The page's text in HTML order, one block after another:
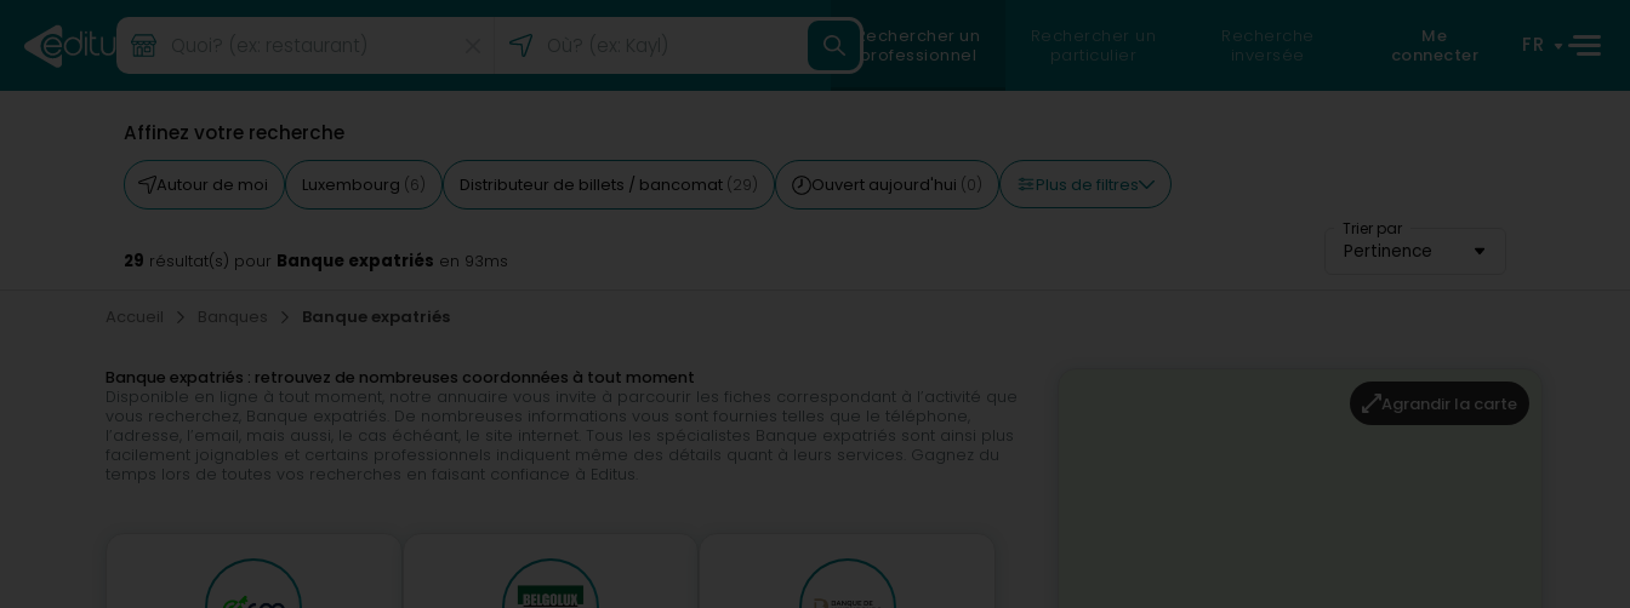
Rechercher un
professionnel
Rechercher un
particulier
Recherche
inversée
Me
connecter
FR
Affinez votre recherche
Autour de moi Luxembourg (6) Distributeur de billets / bancomat (29) Ouvert aujourd'hui (0) Plus de filtres
Trier par
Pertinence
29 résultat(s) pour Banque expatriés en 93ms
Accueil Banques Banque expatriés
Banque expatriés : retrouvez de nombreuses coordonnées à tout moment
Disponible en ligne à tout moment, notre annuaire vous invite à parcourir les fiches correspondant à l’activité que
vous recherchez, Banque expatriés. De nombreuses informations vous sont fournies telles que le téléphone,
l’adresse, l’email, mais aussi, le cas échéant, le site internet. Tous les spécialistes Banque expatriés sont ainsi plus
facilement joignables et certains professionnels indiquent même des détails quant à leurs services. Gagnez du
temps lors de toutes vos recherches en faisant confiance à Editus.
Agrandir la carte